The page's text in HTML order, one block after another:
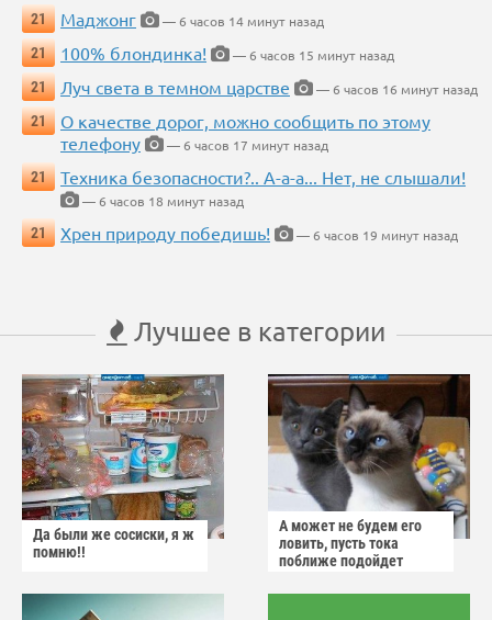
21
Маджонг
— 6 часов 14 минут назад
21
100% блондинка!
— 6 часов 15 минут назад
21
Луч света в темном царстве
— 6 часов 16 минут назад
21
О качестве дорог, можно сообщить по этому
телефону
— 6 часов 17 минут назад
21
Техника безопасности?.. А-а-а... Нет, не слышали!
— 6 часов 18 минут назад
21
Хрен природу победишь! — 6 часов 19 минут назад
Лучшее в категории
Да были же сосиски, я ж
помню!!
А может не будем его
ловить, пусть тока
поближе подойдет